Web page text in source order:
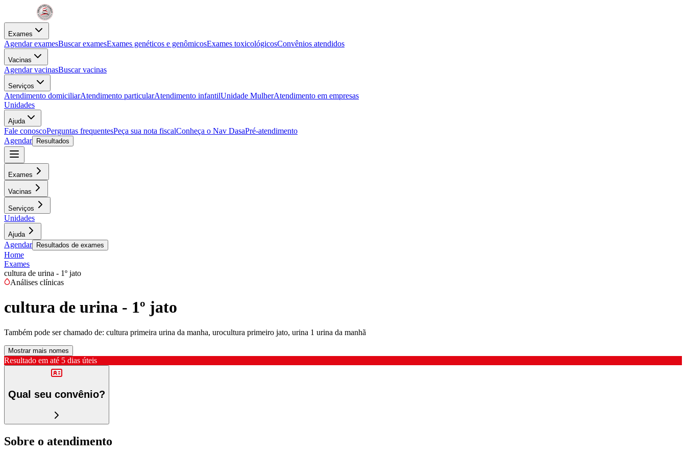
Exames
Agendar examesBuscar examesExames genéticos e genômicosExames toxicológicosConvênios atendidos
Vacinas
Agendar vacinasBuscar vacinas
Serviços
Atendimento domiciliarAtendimento particularAtendimento infantilUnidade MulherAtendimento em empresas
Unidades
Ajuda
Fale conoscoPerguntas frequentesPeça sua nota fiscalConheça o Nav DasaPré-atendimento
Agendar
Resultados
Exames
Vacinas
Serviços
Unidades
Ajuda
Agendar Resultados de exames
Home
Exames
cultura de urina - 1º jato
Análises clínicas
cultura de urina - 1º jato
Também pode ser chamado de: cultura primeira urina da manha, urocultura primeiro jato, urina 1 urina da manhã
Mostrar mais nomes
Resultado em até 5 dias úteis
Qual seu convênio?
Sobre o atendimento